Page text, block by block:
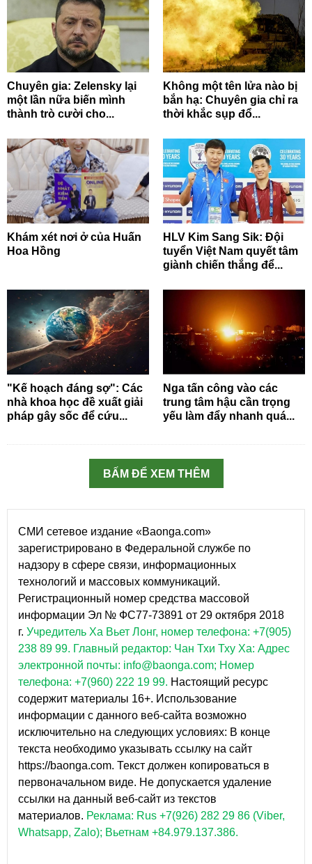
Chuyên gia: Zelensky lại
một lần nữa biến mình
thành trò cười cho...
Không một tên lửa nào bị
bắn hạ: Chuyên gia chỉ ra
thời khắc sụp đổ...
Khám xét nơi ở của Huấn
Hoa Hồng
HLV Kim Sang Sik: Đội
tuyển Việt Nam quyết tâm
giành chiến thắng để...
"Kế hoạch đáng sợ": Các
nhà khoa học đề xuất giải
pháp gây sốc để cứu...
Nga tấn công vào các
trung tâm hậu cần trọng
yếu làm đẩy nhanh quá...
BẤM ĐỂ XEM THÊM
СМИ сетевое издание «Baonga.com»
зарегистрировано в Федеральной службе по
надзору в сфере связи, информационных
технологий и массовых коммуникаций.
Регистрационный номер средства массовой
информации Эл № ФС77-73891 от 29 октября 2018
г. Учредитель Ха Вьет Лонг, номер телефона: +7(905)
238 89 99. Главный редактор: Чан Тхи Тху Ха: Адрес
электронной почты: info@baonga.com; Номер
телефона: +7(960) 222 19 99. Настоящий ресурс
содержит материалы 16+. Использование
информации с данного веб-сайта возможно
исключительно на следующих условиях: В конце
текста необходимо указывать ссылку на сайт
https://baonga.com. Текст должен копироваться в
первоначальном виде. Не допускается удаление
ссылки на данный веб-сайт из текстов
материалов. Реклама: Rus +7(926) 282 29 86 (Viber,
Whatsapp, Zalo); Вьетнам +84.979.137.386.